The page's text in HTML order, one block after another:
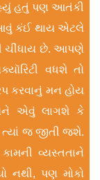
રહ્યું હતું પણ આતંકી
આવું કંઈ થાય એટલે
ચીંધાય છે. આપણે
વધશે તો
કરવાનું મન હોય
એવું લાગશે કે
જ જીતી જશે.
વ્યસ્તતાને
નથી, પણ મોકો